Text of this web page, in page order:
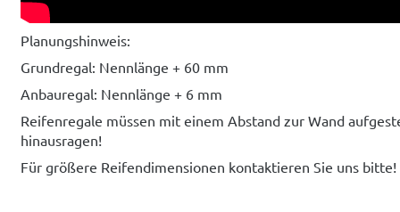
Planungshinweis:
Grundregal: Nennlänge + 60 mm
Anbauregal: Nennlänge + 6 mm
Reifenregale müssen mit einem Abstand zur Wand
hinausragen!
Für größere Reifendimensionen kontaktieren Sie uns bitte!